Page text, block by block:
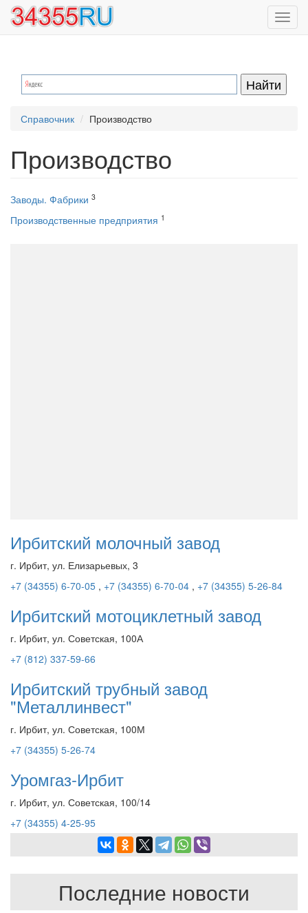
Перейти
основному
Справочник Производство
Производство
Заводы. Фабрики 3
Производственные предприятия 1
Ирбитский молочный завод
г. Ирбит, ул. Елизарьевых, 3
+7 (34355) 6-70-05 , +7 (34355) 6-70-04 , +7 (34355) 5-26-84
Ирбитский мотоциклетный завод
г. Ирбит, ул. Советская, 100А
+7 (812) 337-59-66
Ирбитский трубный завод
"Металлинвест"
г. Ирбит, ул. Советская, 100М
+7 (34355) 5-26-74
Уромгаз-Ирбит
г. Ирбит, ул. Советская, 100/14
+7 (34355) 4-25-95
Последние новости